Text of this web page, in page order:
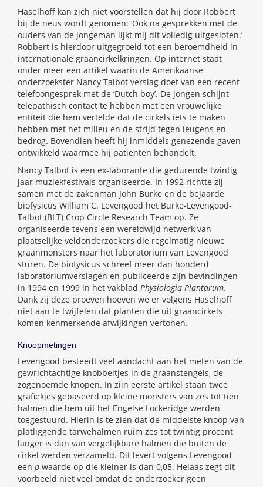
Haselhoff kan zich niet voorstellen dat hij door Robbert
bij de neus wordt genomen: ‘Ook na gesprekken met de
ouders van de jongeman lijkt mij dit volledig uitgesloten.’
Robbert is hierdoor uitgegroeid tot een beroemdheid in
internationale graancirkelkringen. Op internet staat
onder meer een artikel waarin de Amerikaanse
onderzoekster Nancy Talbot verslag doet van een recent
telefoongesprek met de ‘Dutch boy’. De jongen schijnt
telepathisch contact te hebben met een vrouwelijke
entiteit die hem vertelde dat de cirkels iets te maken
hebben met het milieu en de strijd tegen leugens en
bedrog. Bovendien heeft hij inmiddels genezende gaven
ontwikkeld waarmee hij patiënten behandelt.
Nancy Talbot is een ex-laborante die gedurende twintig
jaar muziekfestivals organiseerde. In 1992 richtte zij
samen met de zakenman John Burke en de bejaarde
biofysicus William C. Levengood het Burke-Levengood-
Talbot (BLT) Crop Circle Research Team op. Ze
organiseerde tevens een wereldwijd netwerk van
plaatselijke veldonderzoekers die regelmatig nieuwe
graanmonsters naar het laboratorium van Levengood
sturen. De biofysicus schreef meer dan honderd
laboratoriumverslagen en publiceerde zijn bevindingen
in 1994 en 1999 in het vakblad Physiologia Plantarum.
Dank zij deze proeven hoeven we er volgens Haselhoff
niet aan te twijfelen dat planten die uit graancirkels
komen kenmerkende afwijkingen vertonen.
Knoopmetingen
Levengood besteedt veel aandacht aan het meten van de
gewrichtachtige knobbeltjes in de graanstengels, de
zogenoemde knopen. In zijn eerste artikel staan twee
grafiekjes gebaseerd op kleine monsters van zes tot tien
halmen die hem uit het Engelse Lockeridge werden
toegestuurd. Hierin is te zien dat de middelste knoop van
platliggende tarwehalmen ruim zes tot twintig procent
langer is dan van vergelijkbare halmen die buiten de
cirkel werden verzameld. Dit levert volgens Levengood
een p-waarde op die kleiner is dan 0,05. Helaas zegt dit
voorbeeld niet veel omdat de onderzoeker geen